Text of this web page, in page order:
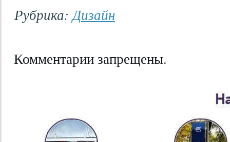
Рубрика:Дизайн
Комментарии запрещены.